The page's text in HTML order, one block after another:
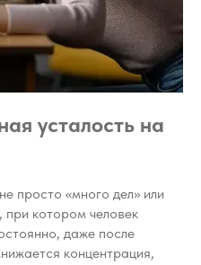
усталость на
просто «много дел» или
при котором человек
даже после
концентрация,